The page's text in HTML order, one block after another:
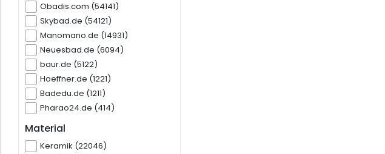
Obadis.com (54141)
Skybad.de (54121)
Manomano.de (14931)
Neuesbad.de (6094)
baur.de (5122)
Hoeffner.de (1221)
Badedu.de (1211)
Pharao24.de (414)
Material
Keramik (22046)